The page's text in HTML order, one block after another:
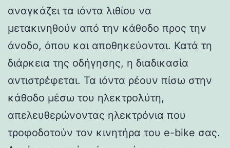
αναγκάζει τα ιόντα λιθίου να
μετακινηθούν από την κάθοδο προς την
άνοδο, όπου και αποθηκεύονται. Κατά τη
διάρκεια της οδήγησης, η διαδικασία
αντιστρέφεται. Τα ιόντα ρέουν πίσω στην
κάθοδο μέσω του ηλεκτρολύτη,
απελευθερώνοντας ηλεκτρόνια που
τροφοδοτούν τον κινητήρα του e-bike σας.